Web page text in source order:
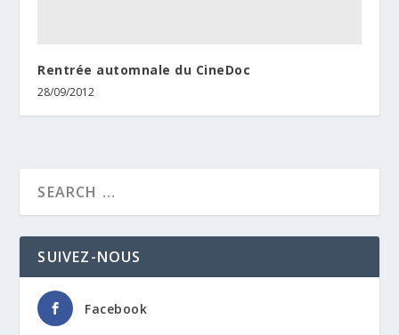
Rentrée automnale du CineDoc
28/09/2012
SUIVEZ-NOUS
Facebook